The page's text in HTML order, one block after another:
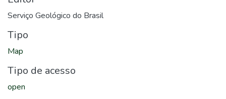
Serviço Geológico do Brasil
Tipo
Map
Tipo de acesso
open